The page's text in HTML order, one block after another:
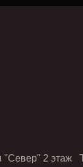
2 этаж